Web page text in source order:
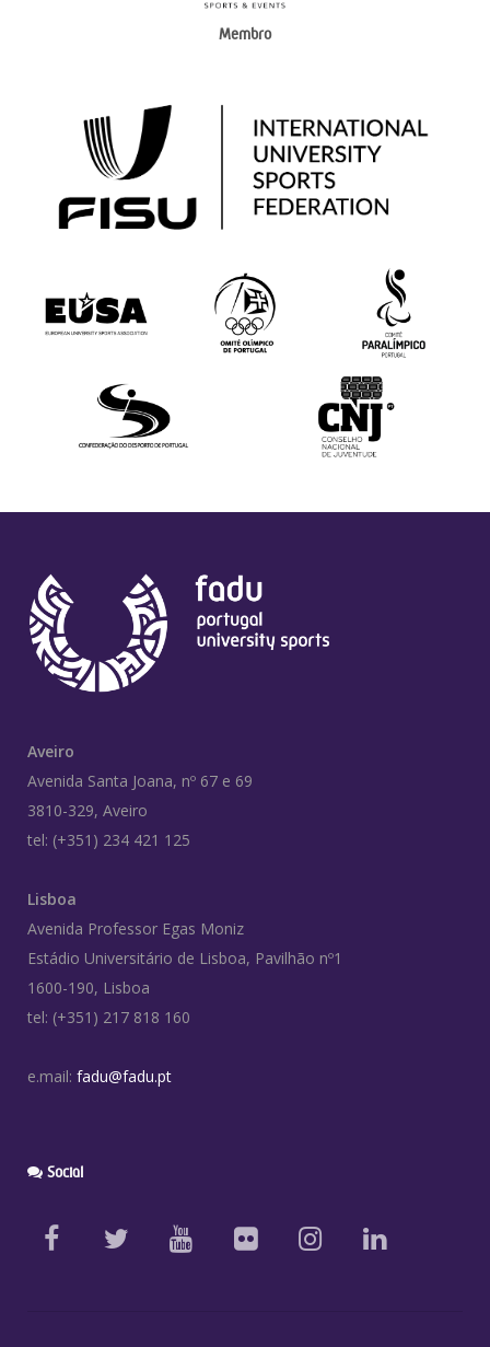
Membro
Aveiro
Avenida Santa Joana, nº 67 e 69
3810-329, Aveiro
tel: (+351) 234 421 125
Lisboa
Avenida Professor Egas Moniz
Estádio Universitário de Lisboa, Pavilhão nº1
1600-190, Lisboa
tel: (+351) 217 818 160
e.mail: fadu@fadu.pt
Social